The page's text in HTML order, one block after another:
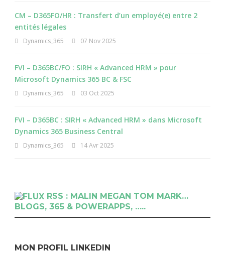
CM – D365FO/HR : Transfert d’un employé(e) entre 2
entités légales
Dynamics_365 07 Nov 2025
FVI – D365BC/FO : SIRH « Advanced HRM » pour
Microsoft Dynamics 365 BC & FSC
Dynamics_365 03 Oct 2025
FVI – D365BC : SIRH « Advanced HRM » dans Microsoft
Dynamics 365 Business Central
Dynamics_365 14 Avr 2025
RSS : MALIN MEGAN TOM MARK…
BLOGS, 365 & POWERAPPS, …..
MON PROFIL LINKEDIN